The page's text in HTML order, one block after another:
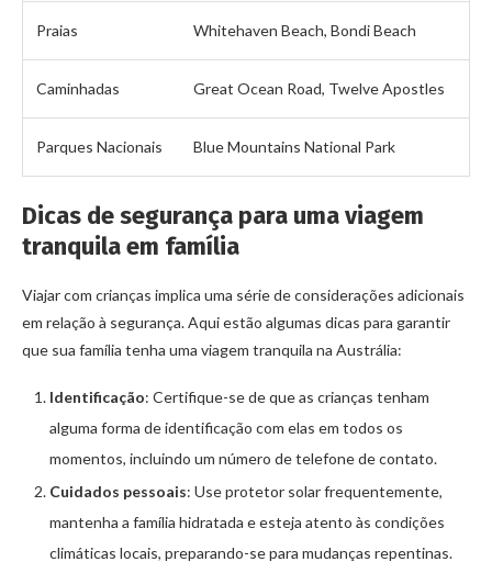
Praias Whitehaven Beach, Bondi Beach
Caminhadas Great Ocean Road, Twelve Apostles
Parques Nacionais Blue Mountains National Park
Dicas de segurança para uma viagem
tranquila em família
Viajar com crianças implica uma série de considerações adicionais
em relação à segurança. Aqui estão algumas dicas para garantir
que sua família tenha uma viagem tranquila na Austrália:
Identificação: Certifique-se de que as crianças tenham
alguma forma de identificação com elas em todos os
momentos, incluindo um número de telefone de contato.
Cuidados pessoais: Use protetor solar frequentemente,
mantenha a família hidratada e esteja atento às condições
climáticas locais, preparando-se para mudanças repentinas.